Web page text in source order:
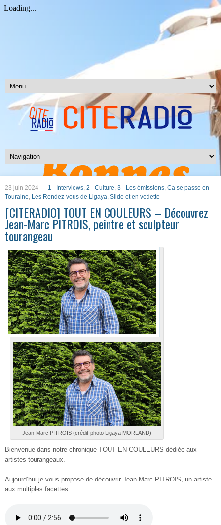
23 juin 2024 1 - Interviews, 2 - Culture, 3 - Les émissions, Ca se passe en
Touraine, Les Rendez-vous de Ligaya, Slide et en vedette
[CITERADIO] TOUT EN COULEURS – Découvrez
Jean-Marc PITROIS, peintre et sculpteur
tourangeau
Jean-Marc PITROIS (crédit-photo Ligaya MORLAND)
Bienvenue dans notre chronique TOUT EN COULEURS dédiée aux
artistes tourangeaux.
Aujourd’hui je vous propose de découvrir Jean-Marc PITROIS, un artiste
aux multiples facettes.